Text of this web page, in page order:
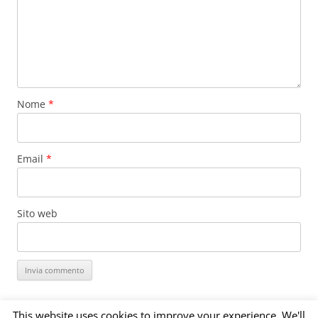
Nome *
Email *
Sito web
This website uses cookies to improve your experience. We'll